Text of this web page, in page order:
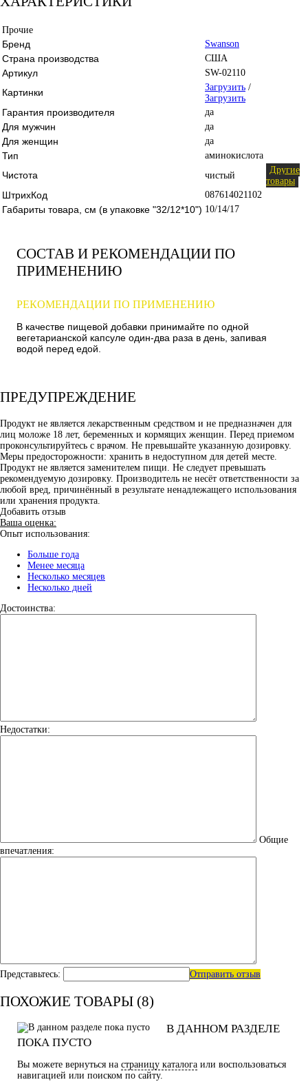
Прочие
Бренд Swanson
Страна производства США
Артикул SW-02110
Картинки Загрузить /
Загрузить
Гарантия производителя да
Для мужчин да
Для женщин да
Тип аминокислота
Чистота чистый
Другие
товары
ШтрихКод 087614021102
Габариты товара, см (в упаковке "32/12*10") 10/14/17
СОСТАВ И РЕКОМЕНДАЦИИ ПО
ПРИМЕНЕНИЮ
РЕКОМЕНДАЦИИ ПО ПРИМЕНЕНИЮ
В качестве пищевой добавки принимайте по одной
вегетарианской капсуле один-два раза в день, запивая
водой перед едой.
ПРЕДУПРЕЖДЕНИЕ
Продукт не является лекарственным средством и не предназначен для
лиц моложе 18 лет, беременных и кормящих женщин. Перед приемом
проконсультируйтесь с врачом. Не превышайте указанную дозировку.
Меры предосторожности: хранить в недоступном для детей месте.
Продукт не является заменителем пищи. Не следует превышать
рекомендуемую дозировку. Производитель не несёт ответственности за
любой вред, причинённый в результате ненадлежащего использования
или хранения продукта.
Добавить отзыв
Ваша оценка:
Опыт использования:
Больше года
Менее месяца
Несколько месяцев
Несколько дней
Достоинства:
Недостатки:
Общие
впечатления:
Представьтесь: Отправить отзыв
ПОХОЖИЕ ТОВАРЫ (8)
В ДАННОМ РАЗДЕЛЕ
ПОКА ПУСТО
Вы можете вернуться на страницу каталога или воспользоваться
навигацией или поиском по сайту.